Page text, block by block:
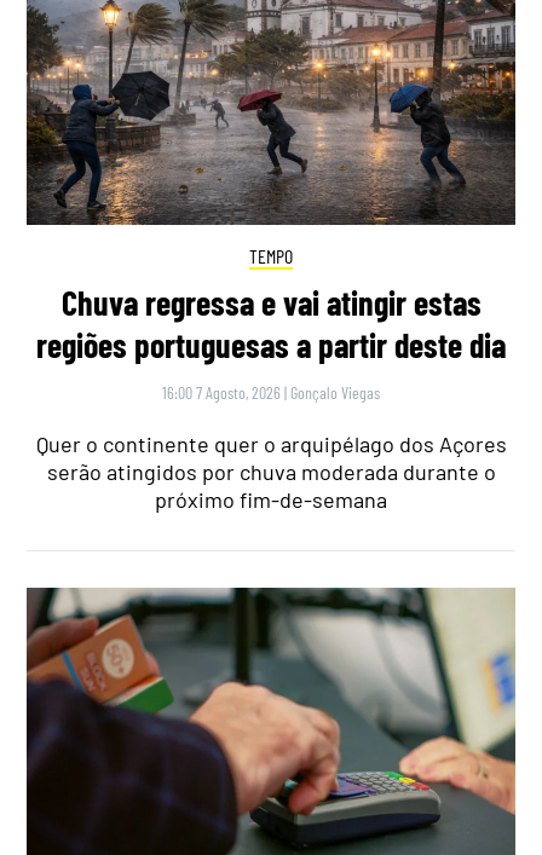
TEMPO
Chuva regressa e vai atingir estas
regiões portuguesas a partir deste dia
16:00 7 Agosto, 2026 | Gonçalo Viegas
Quer o continente quer o arquipélago dos Açores
serão atingidos por chuva moderada durante o
próximo fim-de-semana